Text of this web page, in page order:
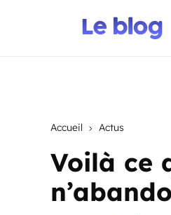
Accueil Actus
Voilà ce